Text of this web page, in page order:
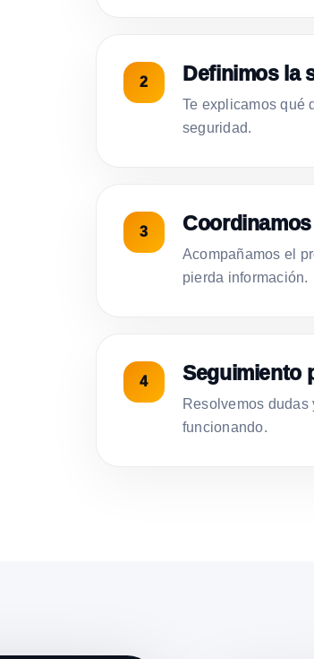
Definimos la
Te explicamos qué
seguridad.
Acompañamos el
pierda información.
Seguimiento
Resolvemos
funcionando.